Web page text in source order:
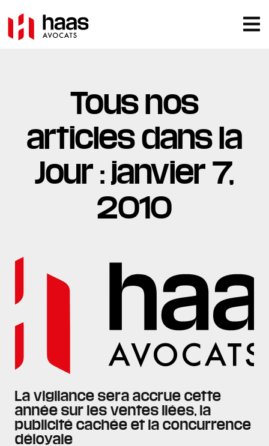
Tous nos
articles dans la
Jour : janvier 7,
2010
La vigilance sera accrue cette
année sur les ventes liées, la
publicité cachée et la concurrence
déloyale